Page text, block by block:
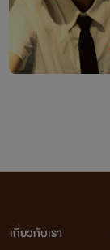
เกี่ยวกับเรา